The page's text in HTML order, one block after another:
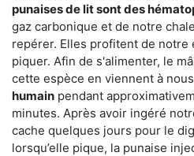
punaises de lit sont des
gaz carbonique et de notre
repérer. Elles profitent de notre
piquer. Afin de s'alimenter, le
cette espèce en viennent à
humain pendant
minutes. Après avoir ingéré
cache quelques jours pour le
lorsqu’elle pique, la punaise